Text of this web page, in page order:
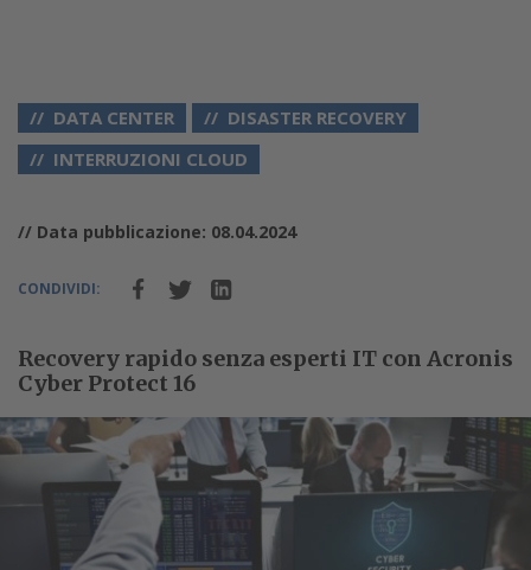
DATA CENTER
DISASTER RECOVERY
INTERRUZIONI CLOUD
// Data pubblicazione: 08.04.2024
CONDIVIDI:
Recovery rapido senza esperti IT con Acronis
Cyber Protect 16